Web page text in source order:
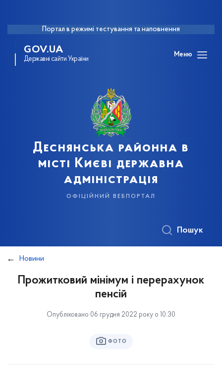
Портал в режимі тестування та наповнення
GOV.UA
Державні сайти України
Меню
Деснянська районна в
місті Києві державна
адміністрація
офіційний вебпортал
Пошук
Новини
Прожитковий мінімум і перерахунок
пенсій
Опубліковано 06 грудня 2022 року о 10:30
ФОТО